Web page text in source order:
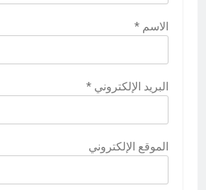
الاسم *
البريد الإلكتروني *
الموقع الإلكتروني